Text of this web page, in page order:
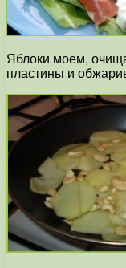
Яблоки моем,
пластины и